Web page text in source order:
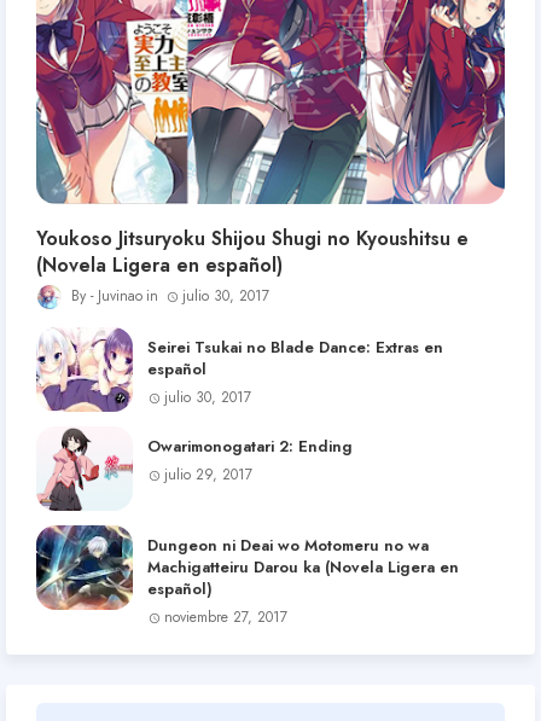
Youkoso Jitsuryoku Shijou Shugi no Kyoushitsu e
(Novela Ligera en español)
Juvinao julio 30, 2017
Seirei Tsukai no Blade Dance: Extras en
español
julio 30, 2017
Owarimonogatari 2: Ending
julio 29, 2017
Dungeon ni Deai wo Motomeru no wa
Machigatteiru Darou ka (Novela Ligera en
español)
noviembre 27, 2017